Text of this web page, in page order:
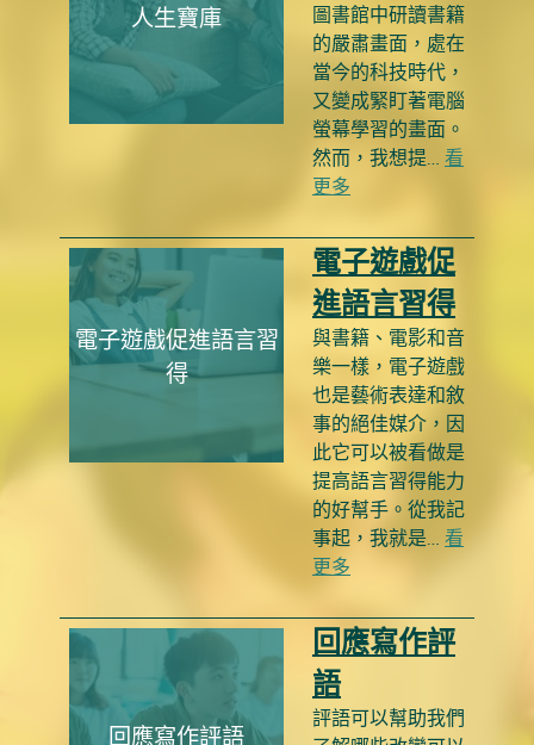
人生寶庫
圖書館中研讀書籍
的嚴肅畫面，處在
當今的科技時代，
又變成緊盯著電腦
螢幕學習的畫面。
然而，我想提… 看
更多
電子遊戲促進語言習
得
電子遊戲促
進語言習得
與書籍、電影和音
樂一樣，電子遊戲
也是藝術表達和敘
事的絕佳媒介，因
此它可以被看做是
提高語言習得能力
的好幫手。從我記
事起，我就是… 看
更多
回應寫作評語
回應寫作評
語
評語可以幫助我們